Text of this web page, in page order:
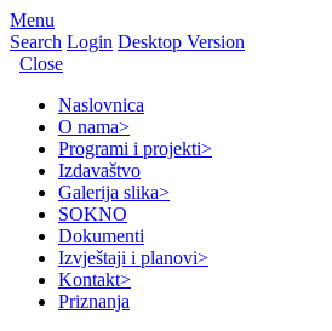
Menu
Search Login Desktop Version
Close
Naslovnica
O nama>
Programi i projekti>
Izdavaštvo
Galerija slika>
SOKNO
Dokumenti
Izvještaji i planovi>
Kontakt>
Priznanja